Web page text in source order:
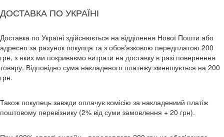
ДОСТАВКА ПО УКРАЇНІ
Доставка по Україні здійснюється на відділення Нової Пошти або
адресно за рахунок покупця та з обов'язковою передплатою 200
грн, з яких ми покриваємо витрати на доставку в разі повернення
товару. Відповідно сума накладеного платежу зменшується на 200
грн.
Також покупець завжди оплачує комісію за накладениий платіж
поштовому перевізнику (2% від суми замовлення + 20 грн).